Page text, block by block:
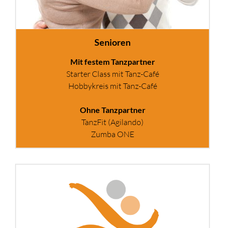
Senioren
Mit festem Tanzpartner
Starter Class mit Tanz-Café
Hobbykreis mit Tanz-Café
Ohne Tanzpartner
TanzFit (Agilando)
Zumba ONE